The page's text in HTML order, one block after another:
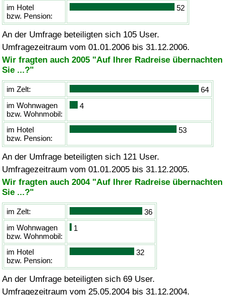
im Hotel
bzw. Pension:
52
An der Umfrage beteiligten sich 105 User.
Umfragezeitraum vom 01.01.2006 bis 31.12.2006.
Wir fragten auch 2005 "Auf Ihrer Radreise übernachten
Sie ...?"
im Zelt:
64
im Wohnwagen
bzw. Wohnmobil:
4
im Hotel
bzw. Pension:
53
An der Umfrage beteiligten sich 121 User.
Umfragezeitraum vom 01.01.2005 bis 31.12.2005.
Wir fragten auch 2004 "Auf Ihrer Radreise übernachten
Sie ...?"
im Zelt:
36
im Wohnwagen
bzw. Wohnmobil:
1
im Hotel
bzw. Pension:
32
An der Umfrage beteiligten sich 69 User.
Umfragezeitraum vom 25.05.2004 bis 31.12.2004.